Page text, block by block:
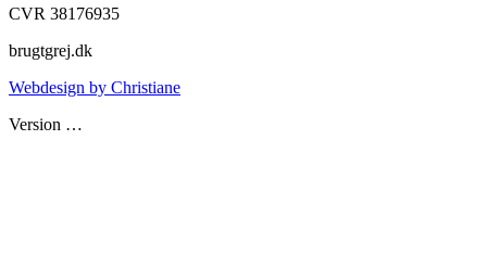
CVR 38176935
brugtgrej.dk
Webdesign by Christiane
Version …